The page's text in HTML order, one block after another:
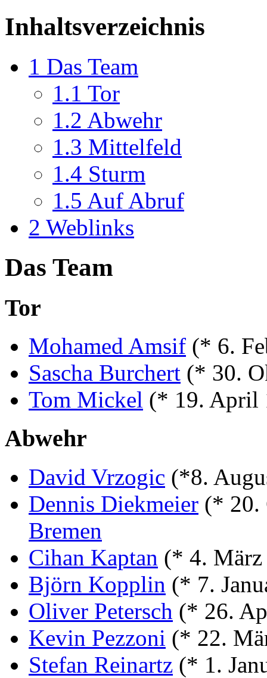
Inhaltsverzeichnis
1 Das Team
1.1 Tor
1.2 Abwehr
1.3 Mittelfeld
1.4 Sturm
1.5 Auf Abruf
2 Weblinks
Das Team
Tor
Mohamed Amsif (* 6.
Sascha Burchert (* 30.
Tom Mickel (* 19. April
Abwehr
David Vrzogic (*8.
Dennis Diekmeier (* 20.
Bremen
Cihan Kaptan (* 4.
Björn Kopplin (* 7.
Oliver Petersch (* 26.
Kevin Pezzoni (* 22.
Stefan Reinartz (* 1.